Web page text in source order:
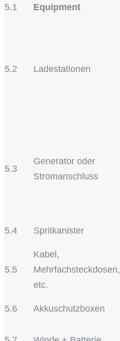
5.1
Equipment
5.2 Ladestationen
5.3
Generator oder
Stromanschluss
5.4 Spritkanister
5.5
Kabel,
Mehrfachsteckdosen,
etc.
5.6 Akkuschutzboxen